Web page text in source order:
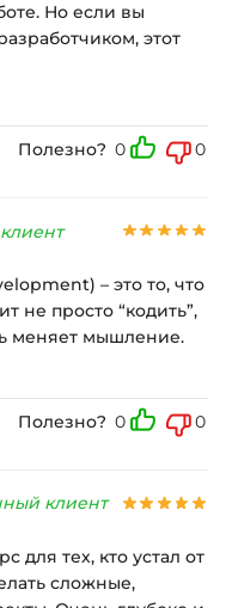
Но если вы
этот
Полезно? 0 0
– это то, что
не просто “кодить”,
меняет мышление.
Полезно? 0 0
клиент
для тех, кто устал от
сложные,